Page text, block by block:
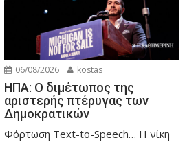
06/08/2026 kostas
ΗΠΑ: Ο διμέτωπος της
αριστερής πτέρυγας των
Δημοκρατικών
Φόρτωση Text-to-Speech… Η νίκη